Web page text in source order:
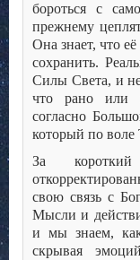
бороться с
прежнему
Она знает, что
сохранить.
Силы Света, и
что рано или
согласно
который по воле
За
свою связь с
Мысли и
и мы знаем,
скрывая